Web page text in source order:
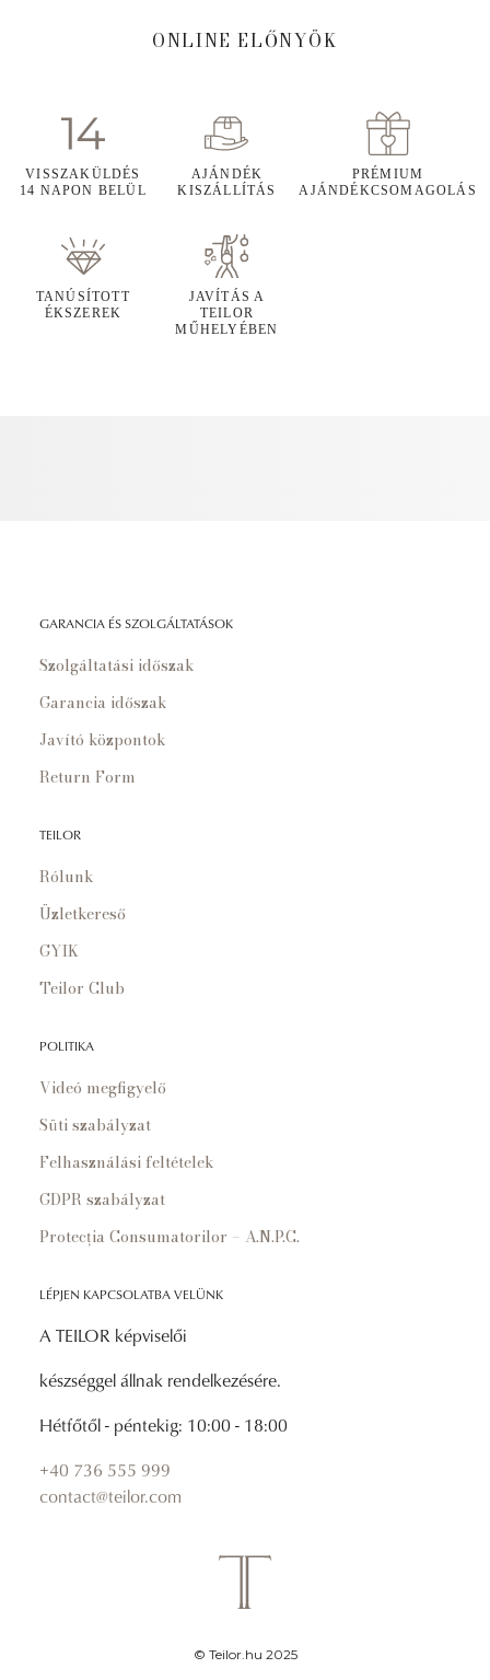
ONLINE ELŐNYÖK
VISSZAKÜLDÉS
14 NAPON BELÜL
AJÁNDÉK
KISZÁLLÍTÁS
PRÉMIUM
AJÁNDÉKCSOMAGOLÁS
TANÚSÍTOTT
ÉKSZEREK
JAVÍTÁS A
TEILOR
MŰHELYÉBEN
GARANCIA ÉS SZOLGÁLTATÁSOK
Szolgáltatási időszak
Garancia időszak
Javító központok
Return Form
TEILOR
Rólunk
Üzletkereső
GYIK
Teilor Club
POLITIKA
Videó megfigyelő
Süti szabályzat
Felhasználási feltételek
GDPR szabályzat
Protecția Consumatorilor – A.N.P.C.
LÉPJEN KAPCSOLATBA VELÜNK
A TEILOR képviselői
készséggel állnak rendelkezésére.
Hétfőtől - péntekig: 10:00 - 18:00
+40 736 555 999
contact@teilor.com
© Teilor.hu 2025